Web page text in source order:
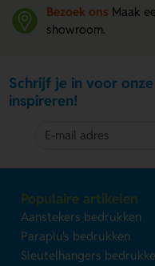
Bezoek ons Maak
showroom.
Schrijf je in voor
inspireren!
Populaire artikelen
Aanstekers bedrukken
Paraplu's bedrukken
Sleutelhangers